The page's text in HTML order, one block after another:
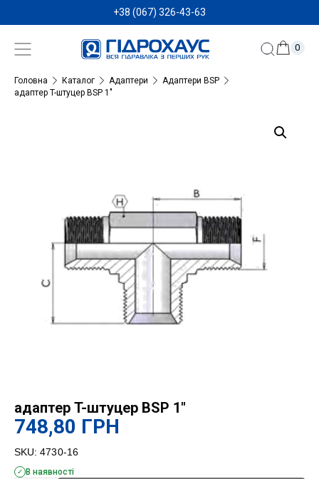
+38 (067) 326-43-63
0
Головна Каталог Адаптери
Адаптери BSP
адаптер T-штуцер BSP 1″
адаптер T-штуцер BSP 1″
748,80 ГРН
SKU: 4730-16
В наявності